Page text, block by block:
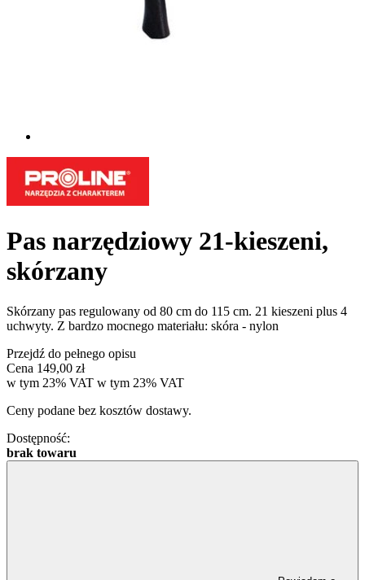
Pas narzędziowy 21-kieszeni,
skórzany
Skórzany pas regulowany od 80 cm do 115 cm. 21 kieszeni plus 4
uchwyty. Z bardzo mocnego materiału: skóra - nylon
Przejdź do pełnego opisu
Cena 149,00 zł
w tym 23% VAT w tym 23% VAT
Ceny podane bez kosztów dostawy.
Dostępność:
brak towaru